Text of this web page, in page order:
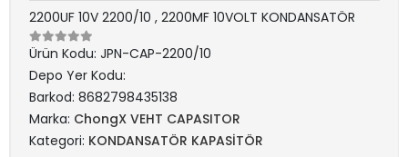
2200UF 10V 2200/10 , 2200MF 10VOLT KONDANSATÖR
Ürün Kodu: JPN-CAP-2200/10
Depo Yer Kodu:
Barkod: 8682798435138
Marka: ChongX VEHT CAPASITOR
Kategori: KONDANSATÖR KAPASİTÖR